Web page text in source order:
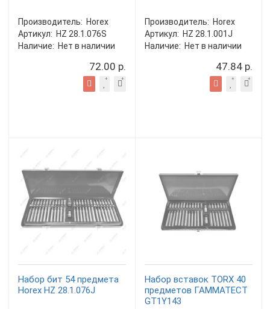
Производитель: Horex
Артикул: HZ 28.1.076S
Наличие: Нет в наличии
72.00 р.
Производитель: Horex
Артикул: HZ 28.1.001J
Наличие: Нет в наличии
47.84 р.
Набор бит 54 предмета
Horex HZ 28.1.076J
Набор вставок TORX 40
предметов ГАММАТЕСТ
GT1Y143